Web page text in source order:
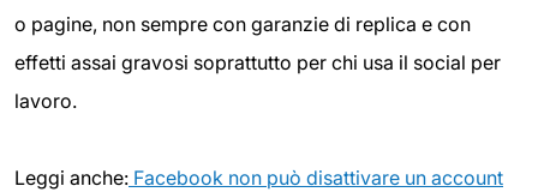
o pagine, non sempre con garanzie di replica e con
effetti assai gravosi soprattutto per chi usa il social per
lavoro.
Leggi anche: Facebook non può disattivare un account